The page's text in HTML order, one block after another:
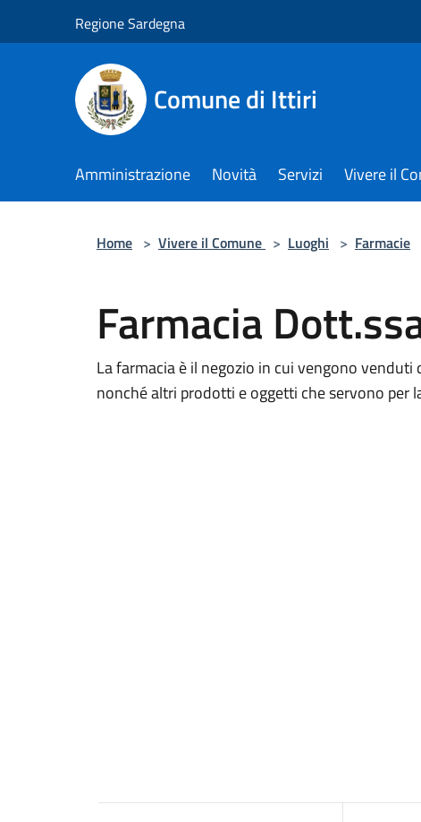
Regione Sardegna
Comune di Ittiri
Amministrazione Novità Servizi Vivere il
Home > Vivere il Comune > Luoghi > Farmacie
Farmacia
La farmacia è il negozio in cui vengono
nonché altri prodotti e oggetti che servono per